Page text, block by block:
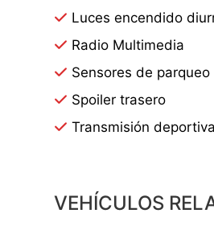
Luces encendido
Radio Multimedia
Sensores de parqueo
Spoiler trasero
Transmisión deportiva
VEHÍCULOS